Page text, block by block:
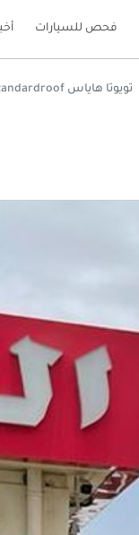
فحص للسيارات
تويوتا هاياس GL toyota hiace 2026 standardroof